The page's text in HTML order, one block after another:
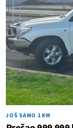
JOŠ SAMO 1 KM